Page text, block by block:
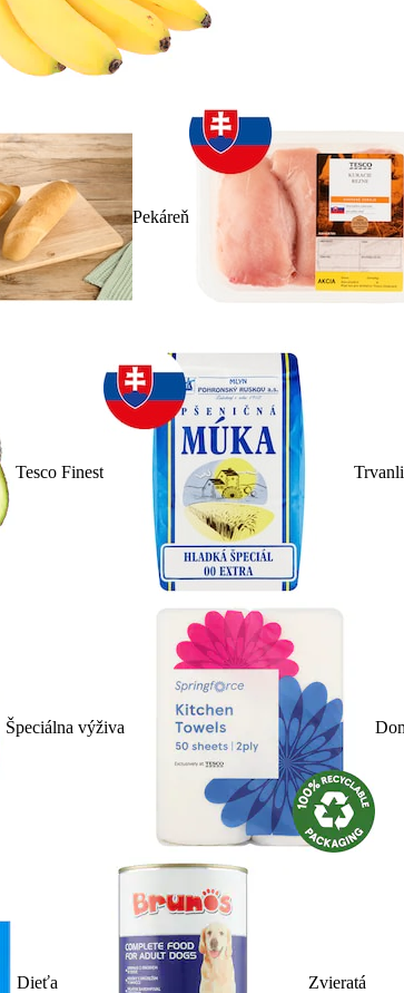
Pekáreň
Tesco Finest
Špeciálna výživa
Dieťa Zvieratá